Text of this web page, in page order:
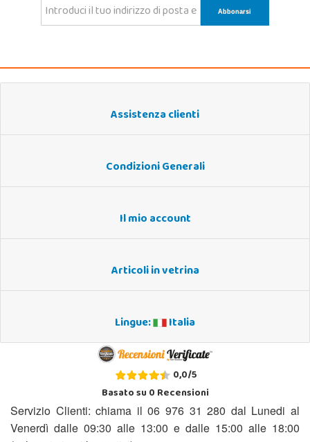
Assistenza clienti
Condizioni Generali
Il mio account
Articoli in vetrina
Lingue: Italia
0,0/5
Basato su0Recensioni
Servizio Clienti: chiama il 06 976 31 280 dal Lunedi al
Venerdì dalle 09:30 alle 13:00 e dalle 15:00 alle 18:00